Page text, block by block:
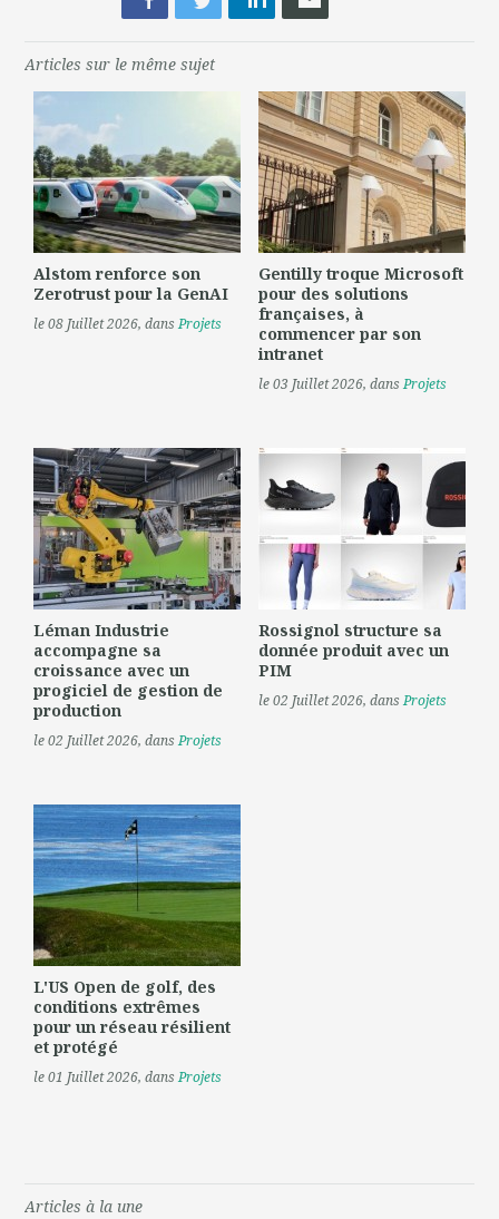
Articles sur le même sujet
Alstom renforce son
Zerotrust pour la GenAI
le 08 Juillet 2026, dansProjets
Gentilly troque Microsoft
pour des solutions
françaises, à
commencer par son
intranet
le 03 Juillet 2026, dansProjets
Léman Industrie
accompagne sa
croissance avec un
progiciel de gestion de
production
le 02 Juillet 2026, dansProjets
Rossignol structure sa
donnée produit avec un
PIM
le 02 Juillet 2026, dansProjets
L'US Open de golf, des
conditions extrêmes
pour un réseau résilient
et protégé
le 01 Juillet 2026, dansProjets
Articles à la une